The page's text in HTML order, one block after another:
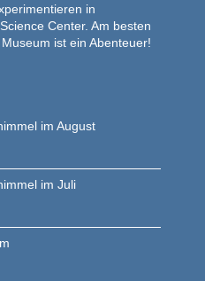
in
Center. Am besten
ist ein Abenteuer!
im August
im Juli